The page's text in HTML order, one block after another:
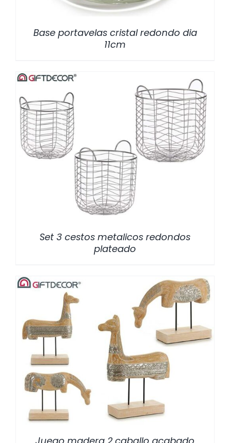
Base portavelas cristal redondo dia
11cm
/ DETALLES
Set 3 cestos metalicos redondos
plateado
/ DETALLES